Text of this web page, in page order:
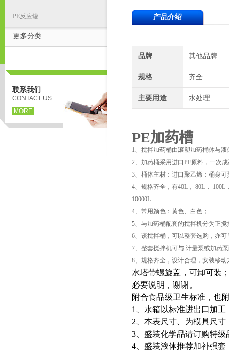
PE反应罐
更多分类
联系我们
CONTACT US
MORE
产品介绍
品牌 其他品牌
规格 齐全
主要用途 水处理
PE加药槽
1、搅拌加药桶由滚塑加药桶体与
2、加药桶采用进口PE原料，一次
3、桶体主材：进口聚乙烯；桶身
4、规格齐全，有40L， 80L， 100L
10000L
4、常用颜色：黄色、白色；
5、与加药桶配套的搅拌机分为正
6、该搅拌桶，可以整套选购，亦
7、整套搅拌机可与 计量泵或加药
8、规格齐全，设计合理，安装移
水塔带螺旋盖，可卸可装
必要说明，谢谢。
附合食品级卫生标准，也
1、水箱以标准进出口加
2、本表尺寸、为模具尺寸
3、盛装化学品请订购特级
4、盛装液体推荐加补强套